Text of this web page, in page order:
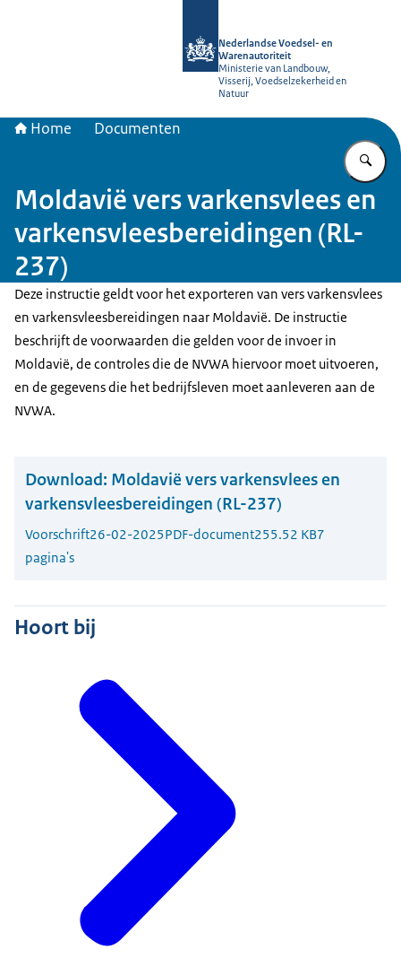
Nederlandse Voedsel- en
Warenautoriteit
Ministerie van Landbouw,
Visserij, Voedselzekerheid en
Natuur
Home Documenten
Moldavië vers varkensvlees en
varkensvleesbereidingen (RL-
237)
Deze instructie geldt voor het exporteren van vers varkensvlees
en varkensvleesbereidingen naar Moldavië. De instructie
beschrijft de voorwaarden die gelden voor de invoer in
Moldavië, de controles die de NVWA hiervoor moet uitvoeren,
en de gegevens die het bedrijfsleven moet aanleveren aan de
NVWA.
Download: Moldavië vers varkensvlees en
varkensvleesbereidingen (RL-237)
Voorschrift26-02-2025PDF-document255.52 KB7
pagina's
Hoort bij